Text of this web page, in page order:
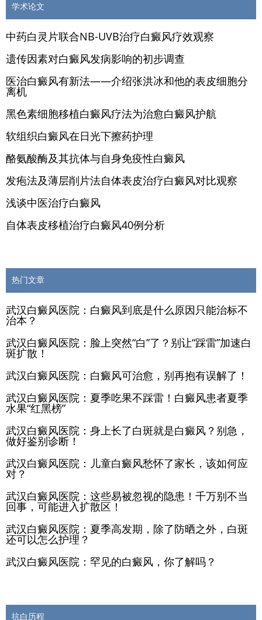
学术论文
中药白灵片联合NB-UVB治疗白癜风疗效观察
遗传因素对白癜风发病影响的初步调查
医治白癜风有新法——介绍张洪冰和他的表皮细胞分
离机
黑色素细胞移植白癜风疗法为治愈白癜风护航
软组织白癜风在日光下擦药护理
酪氨酸酶及其抗体与自身免疫性白癜风
发疱法及薄层削片法自体表皮治疗白癜风对比观察
浅谈中医治疗白癜风
自体表皮移植治疗白癜风40例分析
热门文章
武汉白癜风医院：白癜风到底是什么原因只能治标不
治本？
武汉白癜风医院：脸上突然“白”了？别让“踩雷”加速白
斑扩散！
武汉白癜风医院：白癜风可治愈，别再抱有误解了！
武汉白癜风医院：夏季吃果不踩雷！白癜风患者夏季
水果“红黑榜”
武汉白癜风医院：身上长了白斑就是白癜风？别急，
做好鉴别诊断！
武汉白癜风医院：儿童白癜风愁怀了家长，该如何应
对？
武汉白癜风医院：这些易被忽视的隐患！千万别不当
回事，可能进入扩散区！
武汉白癜风医院：夏季高发期，除了防晒之外，白斑
还可以怎么护理？
武汉白癜风医院：罕见的白癜风，你了解吗？
抗白历程